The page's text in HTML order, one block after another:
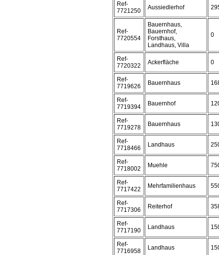
Ref-
7721250
Aussiedlerhof
Ref-
7720554
Bauernhaus,
Bauernhof,
Forsthaus,
Landhaus, Villa
0
Ref-
7720322
Ackerfläche 0
Ref-
7719626
Bauernhaus
Ref-
7719394
Bauernhof
Ref-
7719278
Bauernhaus
Ref-
7718466
Landhaus
Ref-
7718002
Muehle
Ref-
7717422
Mehrfamilienhaus
Ref-
7717306
Reiterhof
Ref-
7717190
Landhaus
Ref-
7716958
Landhaus